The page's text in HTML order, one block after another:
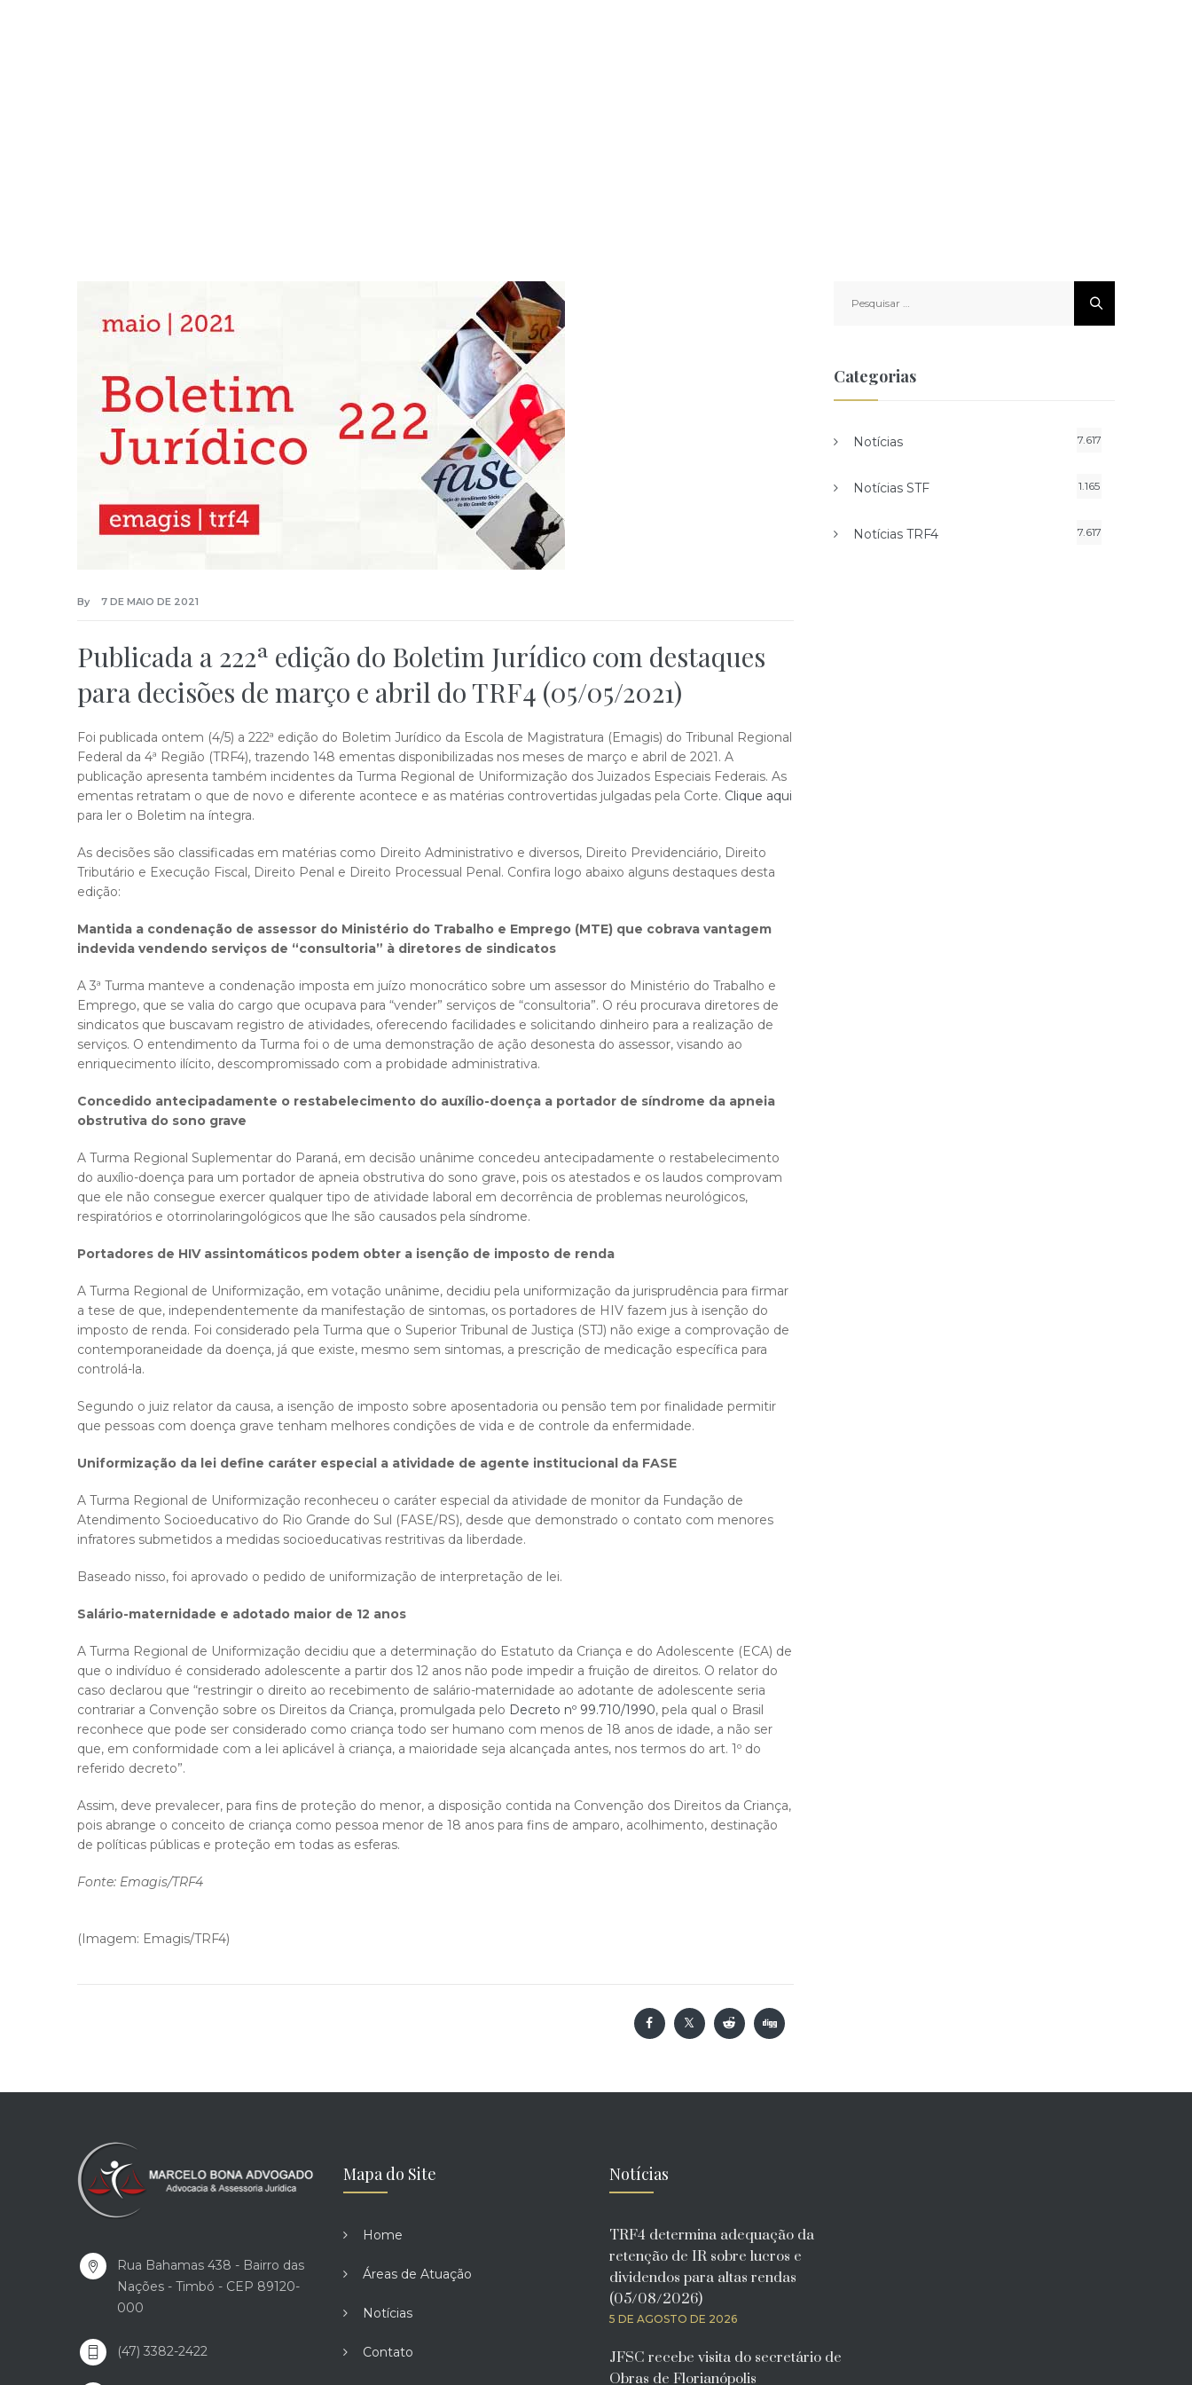
By 7 DE MAIO DE 2021
Publicada a 222ª edição do Boletim Jurídico com destaques
para decisões de março e abril do TRF4 (05/05/2021)
Foi publicada ontem (4/5) a 222ª edição do Boletim Jurídico da Escola de Magistratura (Emagis) do Tribunal Regional
Federal da 4ª Região (TRF4), trazendo 148 ementas disponibilizadas nos meses de março e abril de 2021. A
publicação apresenta também incidentes da Turma Regional de Uniformização dos Juizados Especiais Federais. As
ementas retratam o que de novo e diferente acontece e as matérias controvertidas julgadas pela Corte. Clique aqui
para ler o Boletim na íntegra.
As decisões são classificadas em matérias como Direito Administrativo e diversos, Direito Previdenciário, Direito
Tributário e Execução Fiscal, Direito Penal e Direito Processual Penal. Confira logo abaixo alguns destaques desta
edição:
Mantida a condenação de assessor do Ministério do Trabalho e Emprego (MTE) que cobrava vantagem
indevida vendendo serviços de “consultoria” à diretores de sindicatos
A 3ª Turma manteve a condenação imposta em juízo monocrático sobre um assessor do Ministério do Trabalho e
Emprego, que se valia do cargo que ocupava para “vender” serviços de “consultoria”. O réu procurava diretores de
sindicatos que buscavam registro de atividades, oferecendo facilidades e solicitando dinheiro para a realização de
serviços. O entendimento da Turma foi o de uma demonstração de ação desonesta do assessor, visando ao
enriquecimento ilícito, descompromissado com a probidade administrativa.
Concedido antecipadamente o restabelecimento do auxílio-doença a portador de síndrome da apneia
obstrutiva do sono grave
A Turma Regional Suplementar do Paraná, em decisão unânime concedeu antecipadamente o restabelecimento
do auxílio-doença para um portador de apneia obstrutiva do sono grave, pois os atestados e os laudos comprovam
que ele não consegue exercer qualquer tipo de atividade laboral em decorrência de problemas neurológicos,
respiratórios e otorrinolaringológicos que lhe são causados pela síndrome.
Portadores de HIV assintomáticos podem obter a isenção de imposto de renda
A Turma Regional de Uniformização, em votação unânime, decidiu pela uniformização da jurisprudência para firmar
a tese de que, independentemente da manifestação de sintomas, os portadores de HIV fazem jus à isenção do
imposto de renda. Foi considerado pela Turma que o Superior Tribunal de Justiça (STJ) não exige a comprovação de
contemporaneidade da doença, já que existe, mesmo sem sintomas, a prescrição de medicação específica para
controlá-la.
Segundo o juiz relator da causa, a isenção de imposto sobre aposentadoria ou pensão tem por finalidade permitir
que pessoas com doença grave tenham melhores condições de vida e de controle da enfermidade.
Uniformização da lei define caráter especial a atividade de agente institucional da FASE
A Turma Regional de Uniformização reconheceu o caráter especial da atividade de monitor da Fundação de
Atendimento Socioeducativo do Rio Grande do Sul (FASE/RS), desde que demonstrado o contato com menores
infratores submetidos a medidas socioeducativas restritivas da liberdade.
Baseado nisso, foi aprovado o pedido de uniformização de interpretação de lei.
Salário-maternidade e adotado maior de 12 anos
A Turma Regional de Uniformização decidiu que a determinação do Estatuto da Criança e do Adolescente (ECA) de
que o indivíduo é considerado adolescente a partir dos 12 anos não pode impedir a fruição de direitos. O relator do
caso declarou que “restringir o direito ao recebimento de salário-maternidade ao adotante de adolescente seria
contrariar a Convenção sobre os Direitos da Criança, promulgada pelo Decreto nº 99.710/1990, pela qual o Brasil
reconhece que pode ser considerado como criança todo ser humano com menos de 18 anos de idade, a não ser
que, em conformidade com a lei aplicável à criança, a maioridade seja alcançada antes, nos termos do art. 1º do
referido decreto”.
Assim, deve prevalecer, para fins de proteção do menor, a disposição contida na Convenção dos Direitos da Criança,
pois abrange o conceito de criança como pessoa menor de 18 anos para fins de amparo, acolhimento, destinação
de políticas públicas e proteção em todas as esferas.
Fonte: Emagis/TRF4
(Imagem: Emagis/TRF4)
por:
Categorias
Notícias 7.617
Notícias STF 1.165
Notícias TRF4 7.617
Rua Bahamas 438 - Bairro das
Nações - Timbó - CEP 89120-
000
(47) 3382-2422
Mapa do Site
Home
Áreas de Atuação
Notícias
Contato
Notícias
TRF4 determina adequação da
retenção de IR sobre lucros e
dividendos para altas rendas
(05/08/2026)
5 DE AGOSTO DE 2026
JFSC recebe visita do secretário de
Obras de Florianópolis